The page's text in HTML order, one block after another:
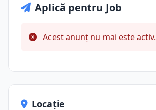
Aplică pentru Job
Acest anunț nu mai este activ.
Locație